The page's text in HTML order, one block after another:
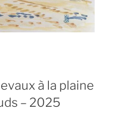
à la plaine
– 2025